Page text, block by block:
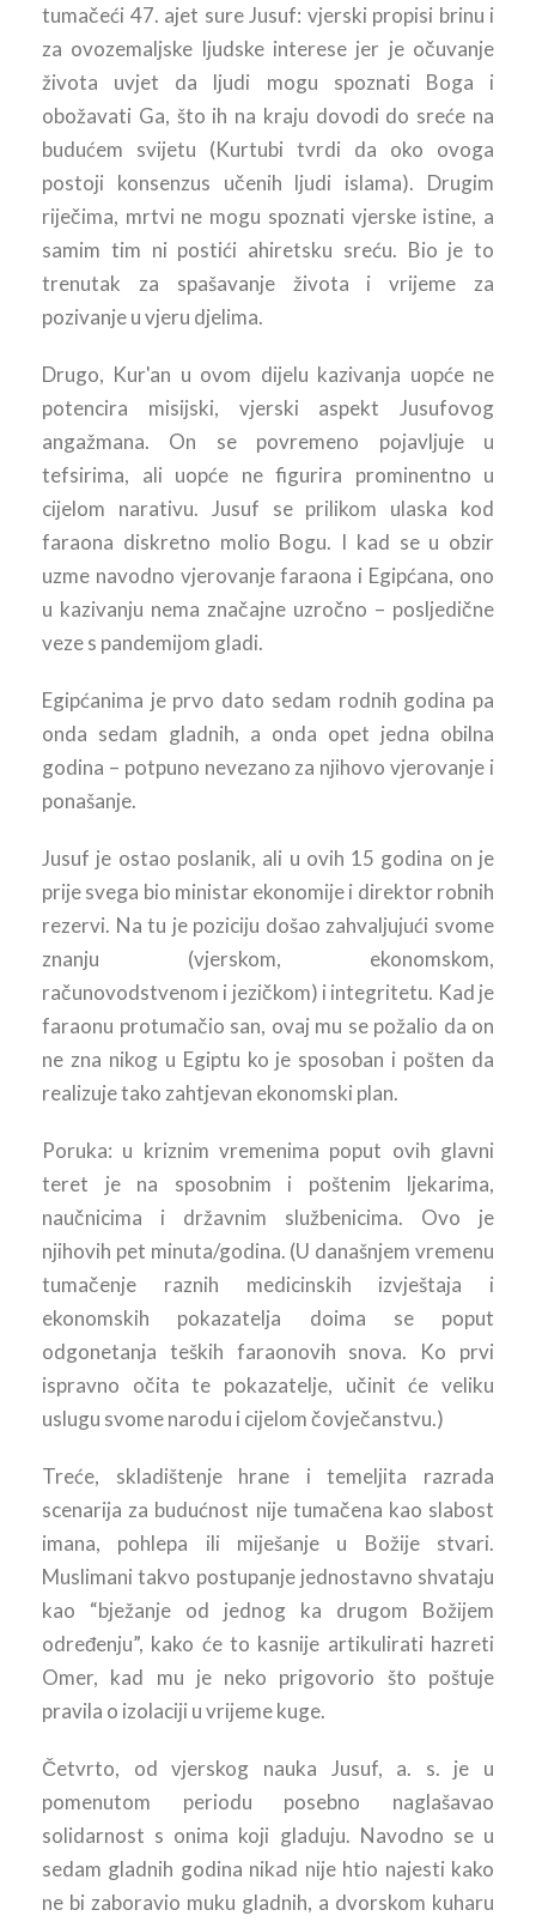
tumačeći 47. ajet sure Jusuf: vjerski propisi brinu i
za ovozemaljske ljudske interese jer je očuvanje
života uvjet da ljudi mogu spoznati Boga i
obožavati Ga, što ih na kraju dovodi do sreće na
budućem svijetu (Kurtubi tvrdi da oko ovoga
postoji konsenzus učenih ljudi islama). Drugim
riječima, mrtvi ne mogu spoznati vjerske istine, a
samim tim ni postići ahiretsku sreću. Bio je to
trenutak za spašavanje života i vrijeme za
pozivanje u vjeru djelima.
Drugo, Kur'an u ovom dijelu kazivanja uopće ne
potencira misijski, vjerski aspekt Jusufovog
angažmana. On se povremeno pojavljuje u
tefsirima, ali uopće ne figurira prominentno u
cijelom narativu. Jusuf se prilikom ulaska kod
faraona diskretno molio Bogu. I kad se u obzir
uzme navodno vjerovanje faraona i Egipćana, ono
u kazivanju nema značajne uzročno – posljedične
veze s pandemijom gladi.
Egipćanima je prvo dato sedam rodnih godina pa
onda sedam gladnih, a onda opet jedna obilna
godina – potpuno nevezano za njihovo vjerovanje i
ponašanje.
Jusuf je ostao poslanik, ali u ovih 15 godina on je
prije svega bio ministar ekonomije i direktor robnih
rezervi. Na tu je poziciju došao zahvaljujući svome
znanju (vjerskom, ekonomskom,
računovodstvenom i jezičkom) i integritetu. Kad je
faraonu protumačio san, ovaj mu se požalio da on
ne zna nikog u Egiptu ko je sposoban i pošten da
realizuje tako zahtjevan ekonomski plan.
Poruka: u kriznim vremenima poput ovih glavni
teret je na sposobnim i poštenim ljekarima,
naučnicima i državnim službenicima. Ovo je
njihovih pet minuta/godina. (U današnjem vremenu
tumačenje raznih medicinskih izvještaja i
ekonomskih pokazatelja doima se poput
odgonetanja teških faraonovih snova. Ko prvi
ispravno očita te pokazatelje, učinit će veliku
uslugu svome narodu i cijelom čovječanstvu.)
Treće, skladištenje hrane i temeljita razrada
scenarija za budućnost nije tumačena kao slabost
imana, pohlepa ili miješanje u Božije stvari.
Muslimani takvo postupanje jednostavno shvataju
kao “bježanje od jednog ka drugom Božijem
određenju”, kako će to kasnije artikulirati hazreti
Omer, kad mu je neko prigovorio što poštuje
pravila o izolaciji u vrijeme kuge.
Četvrto, od vjerskog nauka Jusuf, a. s. je u
pomenutom periodu posebno naglašavao
solidarnost s onima koji gladuju. Navodno se u
sedam gladnih godina nikad nije htio najesti kako
ne bi zaboravio muku gladnih, a dvorskom kuharu